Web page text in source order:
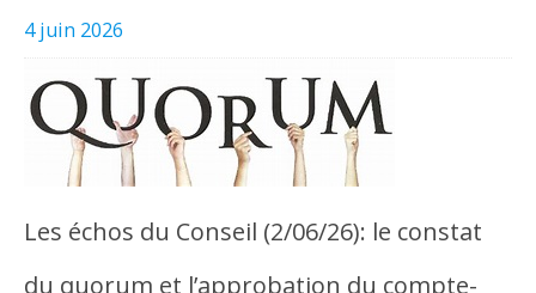
4 juin 2026
Les échos du Conseil (2/06/26): le constat
du quorum et l’approbation du compte-